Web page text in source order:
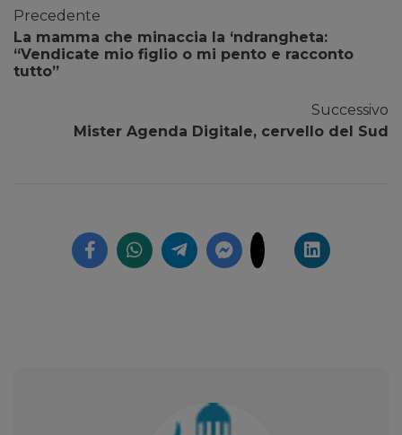
Precedente
La mamma che minaccia la ‘ndrangheta:
“Vendicate mio figlio o mi pento e racconto
tutto”
Successivo
Mister Agenda Digitale, cervello del Sud